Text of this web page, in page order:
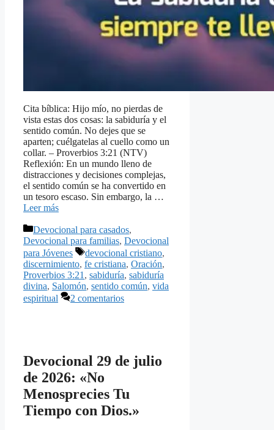
Cita bíblica: Hijo mío, no pierdas de
vista estas dos cosas: la sabiduría y el
sentido común. No dejes que se
aparten; cuélgatelas al cuello como un
collar. – Proverbios 3:21 (NTV)
Reflexión: En un mundo lleno de
distracciones y decisiones complejas,
el sentido común se ha convertido en
un tesoro escaso. Sin embargo, la …
Leer más
Categorías
Devocional para casados,
Devocional para familias, Devocional
para Jóvenes
Etiquetas
devocional cristiano,
discernimiento, fe cristiana, Oración,
Proverbios 3:21 , sabiduría, sabiduría
divina, Salomón, sentido común, vida
espiritual
2 comentarios
Devocional 29 de julio
de 2026: «No
Menosprecies Tu
Tiempo con Dios.»